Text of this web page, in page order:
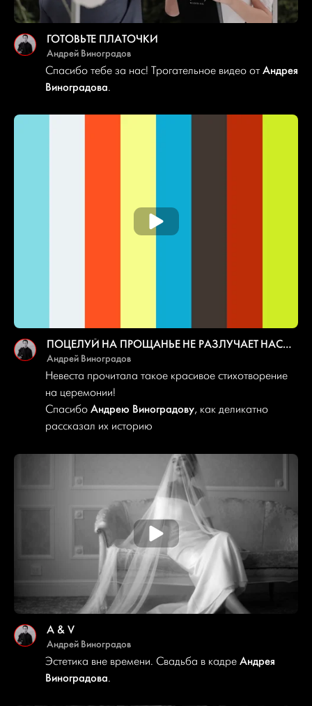
ГОТОВЬТЕ ПЛАТОЧКИ
Андрей Виноградов
Спасибо тебе за нас! Трогательное видео от Андрея
Виноградова.
ПОЦЕЛУЙ НА ПРОЩАНЬЕ НЕ РАЗЛУЧАЕТ НАС…
Андрей Виноградов
Невеста прочитала такое красивое стихотворение
на церемонии!
Спасибо Андрею Виноградову, как деликатно
рассказал их историю
A & V
Андрей Виноградов
Эстетика вне времени. Свадьба в кадре Андрея
Виноградова.